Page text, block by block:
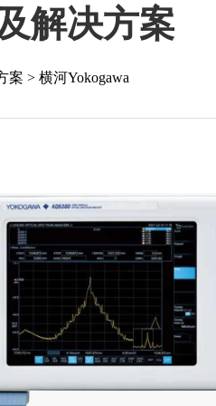
解决方案
案 > 横河Yokogawa